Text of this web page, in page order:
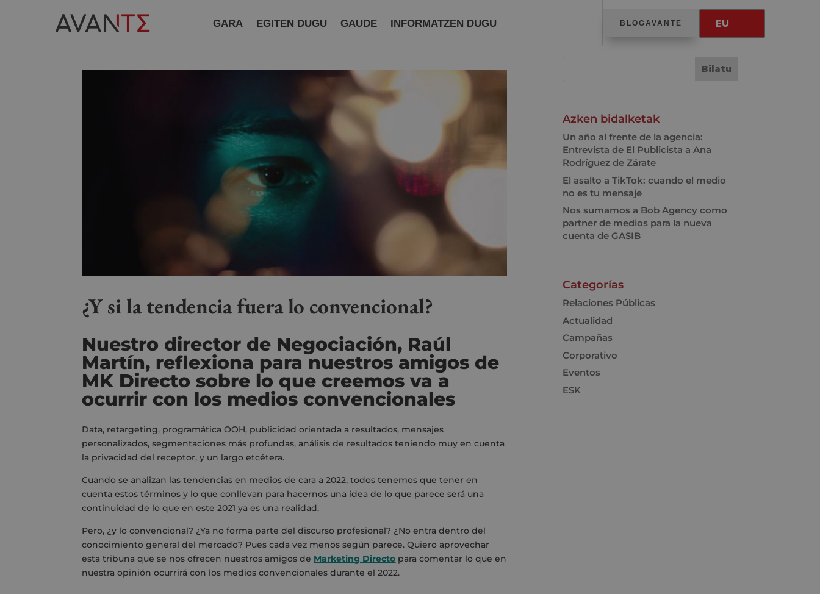
GARA EGITEN DUGU GAUDE INFORMATZEN DUGU BLOGAVANTE EU
¿Y si la tendencia fuera lo convencional?
Nuestro director de Negociación, Raúl
Martín, reflexiona para nuestros amigos de
MK Directosobre lo que creemos va a
ocurrir con los medios convencionales
Data, retargeting, programática OOH, publicidad orientada a resultados, mensajes
personalizados, segmentaciones más profundas, análisis de resultados teniendo muy en cuenta
la privacidad del receptor, y un largo etcétera.
Cuando se analizan las tendencias en medios de cara a 2022, todos tenemos que tener en
cuenta estos términos y lo que conllevan para hacernos una idea de lo que parece será una
continuidad de lo que en este 2021 ya es una realidad.
Pero, ¿y lo convencional? ¿Ya no forma parte del discurso profesional? ¿No entra dentro del
conocimiento general del mercado? Pues cada vez menos según parece. Quiero aprovechar
esta tribuna que se nos ofrecen nuestros amigos de Marketing Directo para comentar lo que en
nuestra opinión ocurrirá con los medios convencionales durante el 2022.
Azken bidalketak
Un año al frente de la agencia:
Entrevista de El Publicista a Ana
Rodríguez de Zárate
El asalto a TikTok: cuando el medio
no es tu mensaje
Nos sumamos a Bob Agency como
partner de medios para la nueva
cuenta de GASIB
Categorías
Relaciones Públicas
Actualidad
Campañas
Corporativo
Eventos
ESK